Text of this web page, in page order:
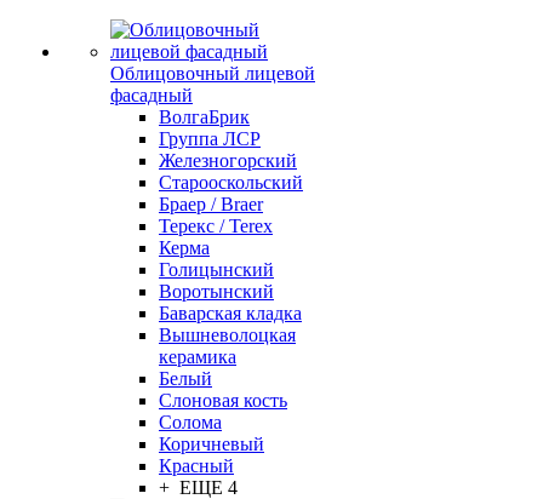
Облицовочный лицевой
фасадный
ВолгаБрик
Группа ЛСР
Железногорский
Старооскольский
Браер / Braer
Терекс / Terex
Керма
Голицынский
Воротынский
Баварская кладка
Вышневолоцкая
керамика
Белый
Слоновая кость
Солома
Коричневый
Красный
+ ЕЩЕ 4